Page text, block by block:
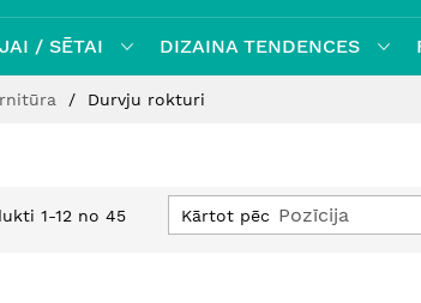
/ SĒTAI DIZAINA TENDENCES
Durvju rokturi
1-12 no 45 Kārtot pēc